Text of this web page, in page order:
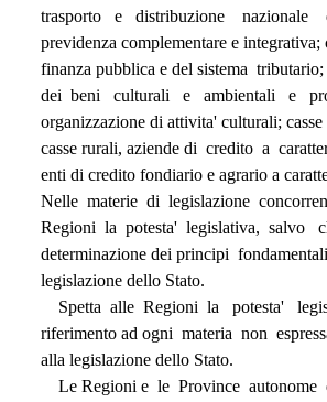
trasporto   e   distribuzione    nazionale
previdenza complementare e
finanza pubblica e del sistema
dei  beni   culturali   e   ambientali   e
organizzazione di attivita' culturali;
casse rurali, aziende di  credito  a
enti di credito fondiario e agrario a
Nelle  materie  di  legislazione
Regioni  la  potesta'  legislativa,  salvo
determinazione dei principi
          legislazione dello Stato.
Spetta  alle  Regioni  la   potesta'
riferimento ad ogni  materia  non
          alla legislazione dello Stato.
Le Regioni e  le  Province